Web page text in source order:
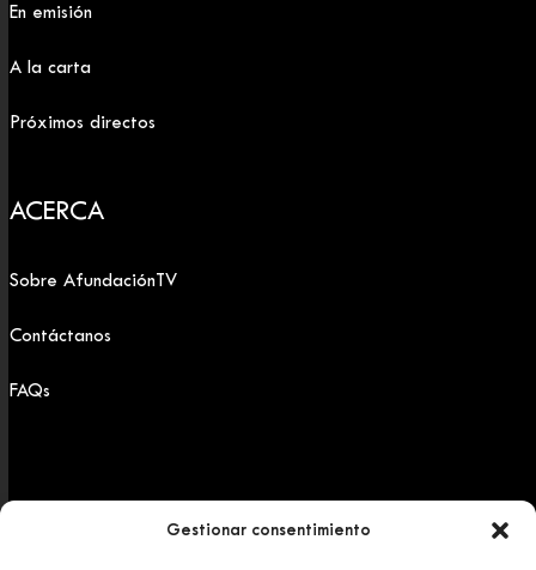
Gestionar consentimiento
En emisión
A la carta
Próximos directos
ACERCA
Sobre AfundaciónTV
Contáctanos
FAQs